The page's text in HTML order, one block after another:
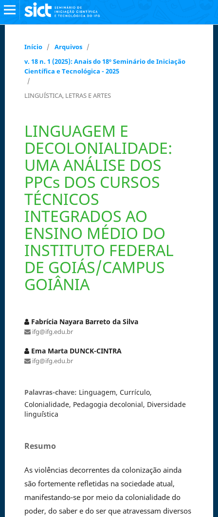
Início / Arquivos /
v. 18 n. 1 (2025): Anais do 18º Seminário de Iniciação
Científica e Tecnológica - 2025
/
LINGUÍSTICA, LETRAS E ARTES
LINGUAGEM E
DECOLONIALIDADE:
UMA ANÁLISE DOS
PPCs DOS CURSOS
TÉCNICOS
INTEGRADOS AO
ENSINO MÉDIO DO
INSTITUTO FEDERAL
DE GOIÁS/CAMPUS
GOIÂNIA
Fabrícia Nayara Barreto da Silva
ifg@ifg.edu.br
Ema Marta DUNCK-CINTRA
ifg@ifg.edu.br
Palavras-chave: Linguagem, Currículo,
Colonialidade, Pedagogia decolonial, Diversidade
lingu´ística
Resumo
As violências decorrentes da colonização ainda
são fortemente refletidas na sociedade atual,
manifestando-se por meio da colonialidade do
poder, do saber e do ser que atravessam diversos